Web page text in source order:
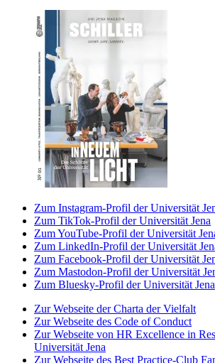
Zum Instagram-Profil der Universität
Zum TikTok-Profil der Universität Jena
Zum YouTube-Profil der Universität
Zum LinkedIn-Profil der Universität
Zum Facebook-Profil der Universität
Zum Mastodon-Profil der Universität
Zum Bluesky-Profil der Universität Jena
Zur Webseite der Charta der Vielfalt
Zur Webseite des Code of Conduct
Zur Webseite von HR Excellence in
Universität Jena
Zur Webseite des Best Practice-Club